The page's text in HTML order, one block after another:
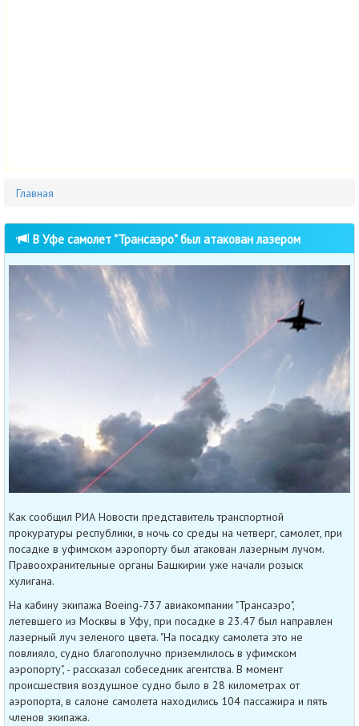
Главная
В Уфе самолет "Трансаэро" был атакован лазером
Как сообщил РИА Новости представитель транспортной
прокуратуры республики, в ночь со среды на четверг, самолет, при
посадке в уфимском аэропорту был атакован лазерным лучом.
Правоохранительные органы Башкирии уже начали розыск
хулигана.
На кабину экипажа Boeing-737 авиакомпании "Трансаэро",
летевшего из Москвы в Уфу, при посадке в 23.47 был направлен
лазерный луч зеленого цвета. "На посадку самолета это не
повлияло, судно благополучно приземлилось в уфимском
аэропорту", - рассказал собеседник агентства. В момент
происшествия воздушное судно было в 28 километрах от
аэропорта, в салоне самолета находились 104 пассажира и пять
членов экипажа.